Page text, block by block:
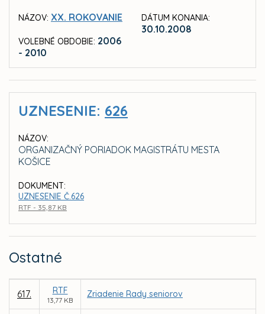
NÁZOV: XX. ROKOVANIE
VOLEBNÉ OBDOBIE: 2006
- 2010
DÁTUM KONANIA:
30.10.2008
UZNESENIE: 626
NÁZOV:
ORGANIZAČNÝ PORIADOK MAGISTRÁTU MESTA
KOŠICE
DOKUMENT:
UZNESENIE Č.626
RTF - 35,87 KB
Ostatné
617. RTF
13,77 KB
Zriadenie Rady seniorov